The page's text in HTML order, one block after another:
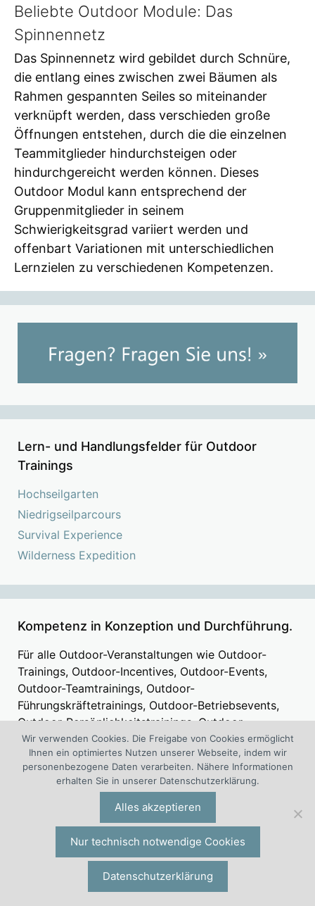
Beliebte Outdoor Module: Das
Spinnennetz
Das Spinnennetz wird gebildet durch Schnüre,
die entlang eines zwischen zwei Bäumen als
Rahmen gespannten Seiles so miteinander
verknüpft werden, dass verschieden große
Öffnungen entstehen, durch die die einzelnen
Teammitglieder hindurchsteigen oder
hindurchgereicht werden können. Dieses
Outdoor Modul kann entsprechend der
Gruppenmitglieder in seinem
Schwierigkeitsgrad variiert werden und
offenbart Variationen mit unterschiedlichen
Lernzielen zu verschiedenen Kompetenzen.
Lern- und Handlungsfelder für Outdoor
Trainings
Hochseilgarten
Niedrigseilparcours
Survival Experience
Wilderness Expedition
Kompetenz in Konzeption und Durchführung.
Für alle Outdoor-Veranstaltungen wie Outdoor-
Trainings, Outdoor-Incentives, Outdoor-Events,
Outdoor-Teamtrainings, Outdoor-
Führungskräftetrainings, Outdoor-Betriebsevents,
Outdoor-Persönlichkeitstrainings, Outdoor-
Kundenincentives, Outdoor-Mitarbeiterincentives
oder Azubi Outdoortrainings: Nutzen Sie unsere
Erfahrung. Das1. European Outdoor Training Center
(Kompetenz Center Outdoor Training) ist ein
interdisziplinäres Projekt von Outdoor-Experten und
Outdoorspezialisten aus Wirtschaft und
Wissenschaft.
Wir verwenden Cookies. Die Freigabe von Cookies ermöglicht
Ihnen ein optimiertes Nutzen unserer Webseite, indem wir
personenbezogene Daten verarbeiten. Nähere Informationen
erhalten Sie in unserer Datenschutzerklärung.
Alles akzeptieren
Nur technisch notwendige Cookies
Datenschutzerklärung